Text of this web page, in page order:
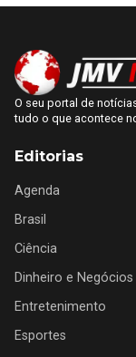
O seu portal de
tudo o que acontece
Editorias
Agenda
Brasil
Ciência
Dinheiro e Negócios
Entretenimento
Esportes